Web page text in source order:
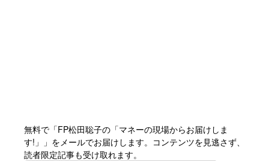
無料で「FP松田聡子の「マネーの現場からお届けしま
す!」」をメールでお届けします。コンテンツを見逃さず、
読者限定記事も受け取れます。